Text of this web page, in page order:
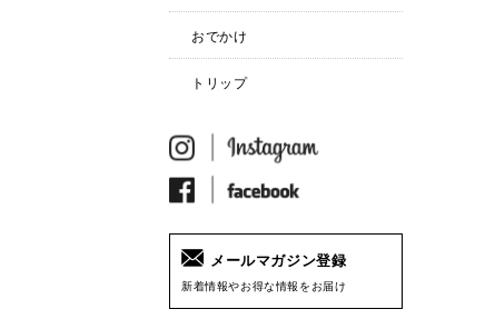
おでかけ
トリップ
メールマガジン登録
新着情報やお得な情報をお届け